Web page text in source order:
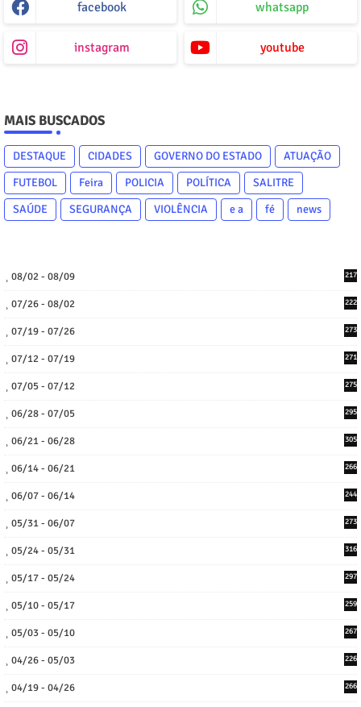
facebook whatsapp
instagram youtube
MAIS BUSCADOS
DESTAQUE CIDADES GOVERNO DO ESTADO
ATUAÇÃO
FUTEBOL
Feira POLICIA POLÍTICA
SALITRE
SAÚDE
SEGURANÇA VIOLÊNCIA e a fé news
08/02 - 08/09 217
07/26 - 08/02 222
07/19 - 07/26 273
07/12 - 07/19 271
07/05 - 07/12 275
06/28 - 07/05 295
06/21 - 06/28 305
06/14 - 06/21 266
06/07 - 06/14 244
05/31 - 06/07 273
05/24 - 05/31 316
05/17 - 05/24 297
05/10 - 05/17 259
05/03 - 05/10 267
04/26 - 05/03 226
04/19 - 04/26 266